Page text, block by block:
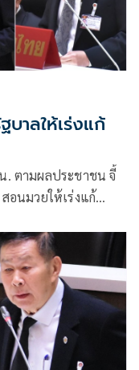
าลให้เร่งแก้
. ตามผลประชาชน จี้
อนมวยให้เร่งแก้